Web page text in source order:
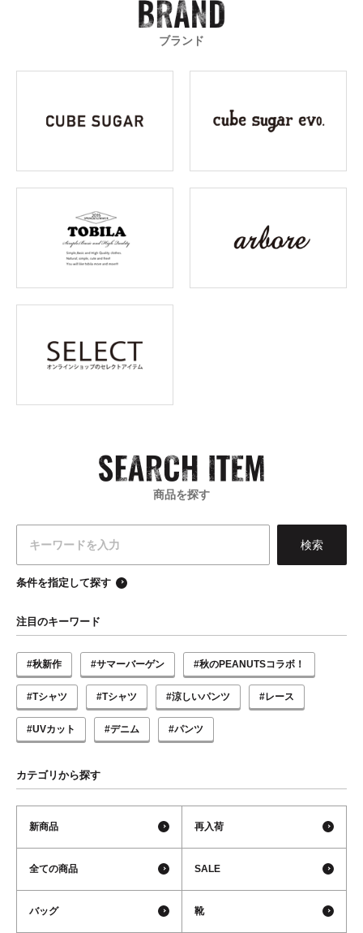
ブランド
商品を探す
条件を指定して探す
注目のキーワード
#秋新作 #サマーバーゲン #秋のPEANUTSコラボ！
#Tシャツ #Tシャツ #涼しいパンツ #レース
#UVカット #デニム #パンツ
カテゴリから探す
新商品 再入荷
全ての商品 SALE
バッグ 靴